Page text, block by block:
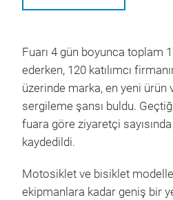
Fuarı 4 gün boyunca toplam
ederken, 120 katılımcı
üzerinde marka, en yeni ürün
sergileme şansı buldu.
fuara göre ziyaretçi
kaydedildi.
Motosiklet ve bisiklet
ekipmanlara kadar geniş bir